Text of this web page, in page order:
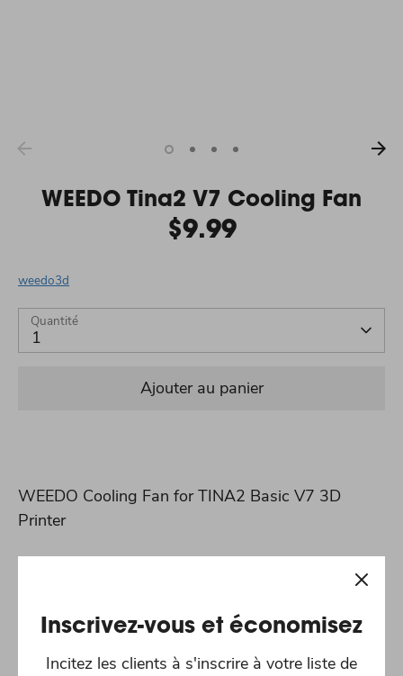
WEEDO Tina2 V7 Cooling Fan
$9.99
weedo3d
Quantité
1
Ajouter au panier
WEEDO Cooling Fan for TINA2 Basic V7 3D
Printer
Inscrivez-vous et économisez
Incitez les clients à s'inscrire à votre liste de